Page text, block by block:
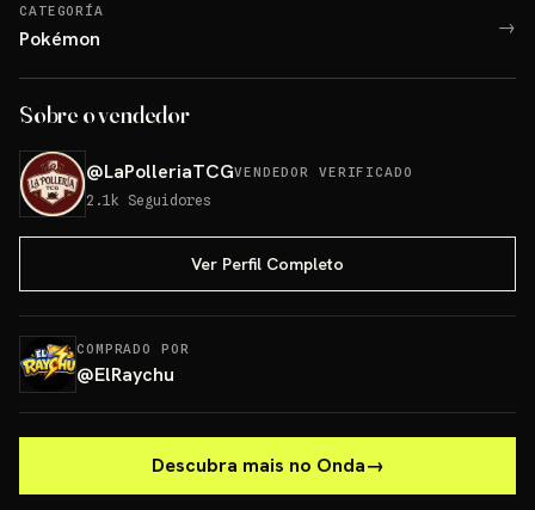
CATEGORÍA
Pokémon →
Sobre o vendedor
@LaPolleriaTCGVENDEDOR VERIFICADO
2.1k Seguidores
Ver Perfil Completo
COMPRADO POR
@ElRaychu
Descubra mais no Onda→